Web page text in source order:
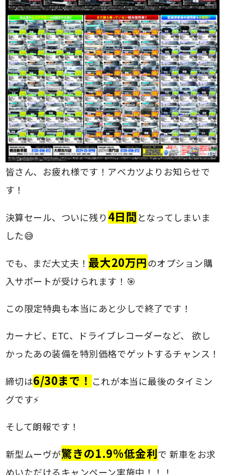
皆さん、お疲れ様です！アベカツよりお知らせで
す！
決算セール、ついに残り4日間となってしまいま
した😅
でも、まだ大丈夫！ 最大20万円のオプション購
入サポートが受けられます！🎯
この限定特典も本当にあと少しで終了です！
カーナビ、ETC、ドライブレコーダーなど、 欲し
かったあの装備を特別価格でゲットするチャンス！
締切は6/30まで！ これが本当に最後のタイミン
グです⚡
そして朗報です！
新型ムーヴが驚きの1.9%低金利で 新車をお求
めいただけるキャンペーン実施中！！！